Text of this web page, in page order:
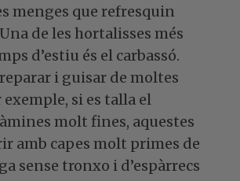
menges que refresquin
de les hortalisses més
d’estiu és el carbassó.
i guisar de moltes
si es talla el
molt fines, aquestes
amb capes molt primes de
sense tronxo i d’espàrrecs